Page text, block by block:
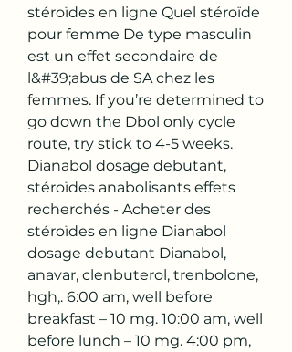
stéroïdes en ligne Quel stéroïde
pour femme De type masculin
est un effet secondaire de
l&#39;abus de SA chez les
femmes. If you’re determined to
go down the Dbol only cycle
route, try stick to 4-5 weeks.
Dianabol dosage debutant,
stéroïdes anabolisants effets
recherchés - Acheter des
stéroïdes en ligne Dianabol
dosage debutant Dianabol,
anavar, clenbuterol, trenbolone,
hgh,. 6:00 am, well before
breakfast – 10 mg. 10:00 am, well
before lunch – 10 mg. 4:00 pm,